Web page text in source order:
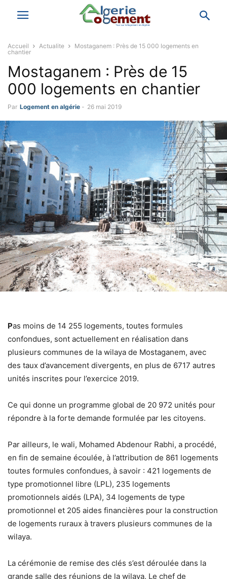
Accueil Actualite
Mostaganem : Près de 15 000 logements en
chantier
Mostaganem : Près de 15
000 logements en chantier
Par Logement en algérie - 26 mai 2019
Pas moins de 14 255 logements, toutes formules
confondues, sont actuellement en réalisation dans
plusieurs communes de la wilaya de Mostaganem, avec
des taux d’avancement divergents, en plus de 6717 autres
unités inscrites pour l’exercice 2019.
Ce qui donne un programme global de 20 972 unités pour
répondre à la forte demande formulée par les citoyens.
Par ailleurs, le wali, Mohamed Abdenour Rabhi, a procédé,
en fin de semaine écoulée, à l’attribution de 861 logements
toutes formules confondues, à savoir : 421 logements de
type promotionnel libre (LPL), 235 logements
promotionnels aidés (LPA), 34 logements de type
promotionnel et 205 aides financières pour la construction
de logements ruraux à travers plusieurs communes de la
wilaya.
La cérémonie de remise des clés s’est déroulée dans la
grande salle des réunions de la wilaya. Le chef de